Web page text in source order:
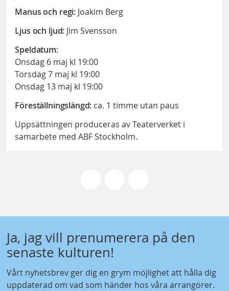
Manus och regi: Joakim Berg
Ljus och ljud: Jim Svensson
Speldatum:
Onsdag 6 maj kl 19:00
Torsdag 7 maj kl 19:00
Onsdag 13 maj kl 19:00
Föreställningslängd: ca. 1 timme utan paus
Uppsättningen produceras av Teaterverket i
samarbete med ABF Stockholm.
Ja, jag vill prenumerera på den
senaste kulturen!
Vårt nyhetsbrev ger dig en grym möjlighet att hålla dig
uppdaterad om vad som händer hos våra arrangörer.